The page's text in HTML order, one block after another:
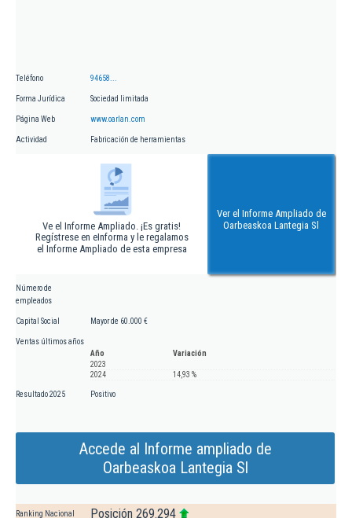
Teléfono 94658...
Forma Jurídica Sociedad limitada
Página Web www.oarlan.com
Actividad Fabricación de herramientas
Ve el Informe Ampliado. ¡Es gratis!
Regístrese en eInforma y le regalamos
el Informe Ampliado de esta empresa
Ver el Informe Ampliado de
Oarbeaskoa Lantegia Sl
Número de
empleados
Capital Social Mayor de 60.000 €
Ventas últimos años
Año
Variación
2023
2024
14,93 %
Resultado 2025 Positivo
Accede al Informe ampliado de
Oarbeaskoa Lantegia Sl
Ranking Nacional Posición 269.294